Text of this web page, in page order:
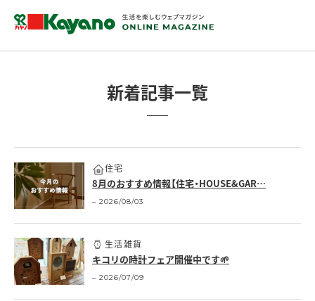
新着記事一覧
住宅
8月のおすすめ情報【住宅・HOUSE&GAR…
2026/08/03
生活雑貨
キコリの時計フェア開催中です🌱
2026/07/09